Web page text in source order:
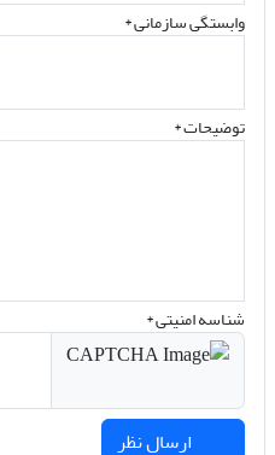
وابستگی سازمانی *
توضیحات *
شناسه امنیتی *